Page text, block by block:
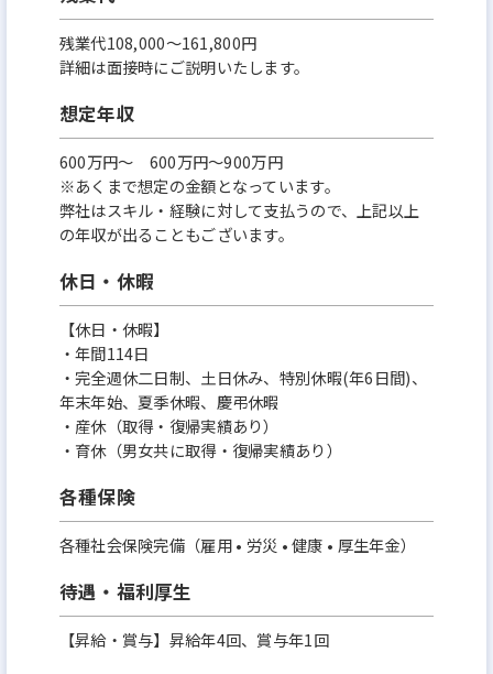
残業代108,000～161,800円
詳細は面接時にご説明いたします。
想定年収
600万円〜 600万円～900万円
※あくまで想定の金額となっています。
弊社はスキル・経験に対して支払うので、上記以上
の年収が出ることもございます。
休日・休暇
【休日・休暇】
‧年間114⽇
‧完全週休⼆⽇制、⼟⽇休み、特別休暇(年6⽇間)、
年末年始、夏季休暇、慶弔休暇
‧産休（取得‧復帰実績あり）
‧育休（男⼥共に取得‧復帰実績あり）
各種保険
各種社会保険完備（雇用 • 労災 • 健康 • 厚生年金）
待遇・福利厚生
【昇給・賞与】昇給年4回、賞与年1回